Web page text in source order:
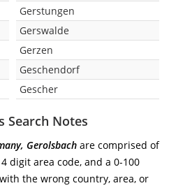
Gerstungen
Gerswalde
Gerzen
Geschendorf
Gescher
Search Notes
Gerolsbach are comprised of
digit area code, and a 0-100
the wrong country, area, or